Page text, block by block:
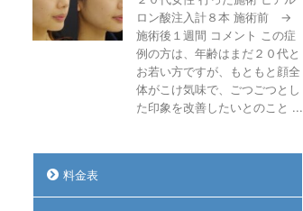
ロン酸注入計８本 施術前 →
施術後１週間 コメント この症
例の方は、年齢はまだ２０代と
お若い方ですが、もともと顔全
体がこけ気味で、ごつごつとし
た印象を改善したいとのこと ...
料金表